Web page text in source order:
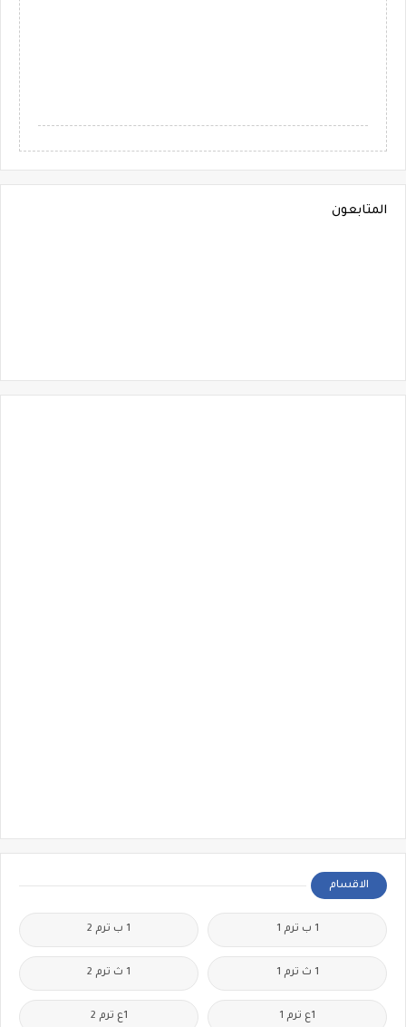
المتابعون
الاقسام
1 ب ترم 1 1 ب ترم 2
1 ث ترم 1 1 ث ترم 2
1ع ترم 1 1ع ترم 2